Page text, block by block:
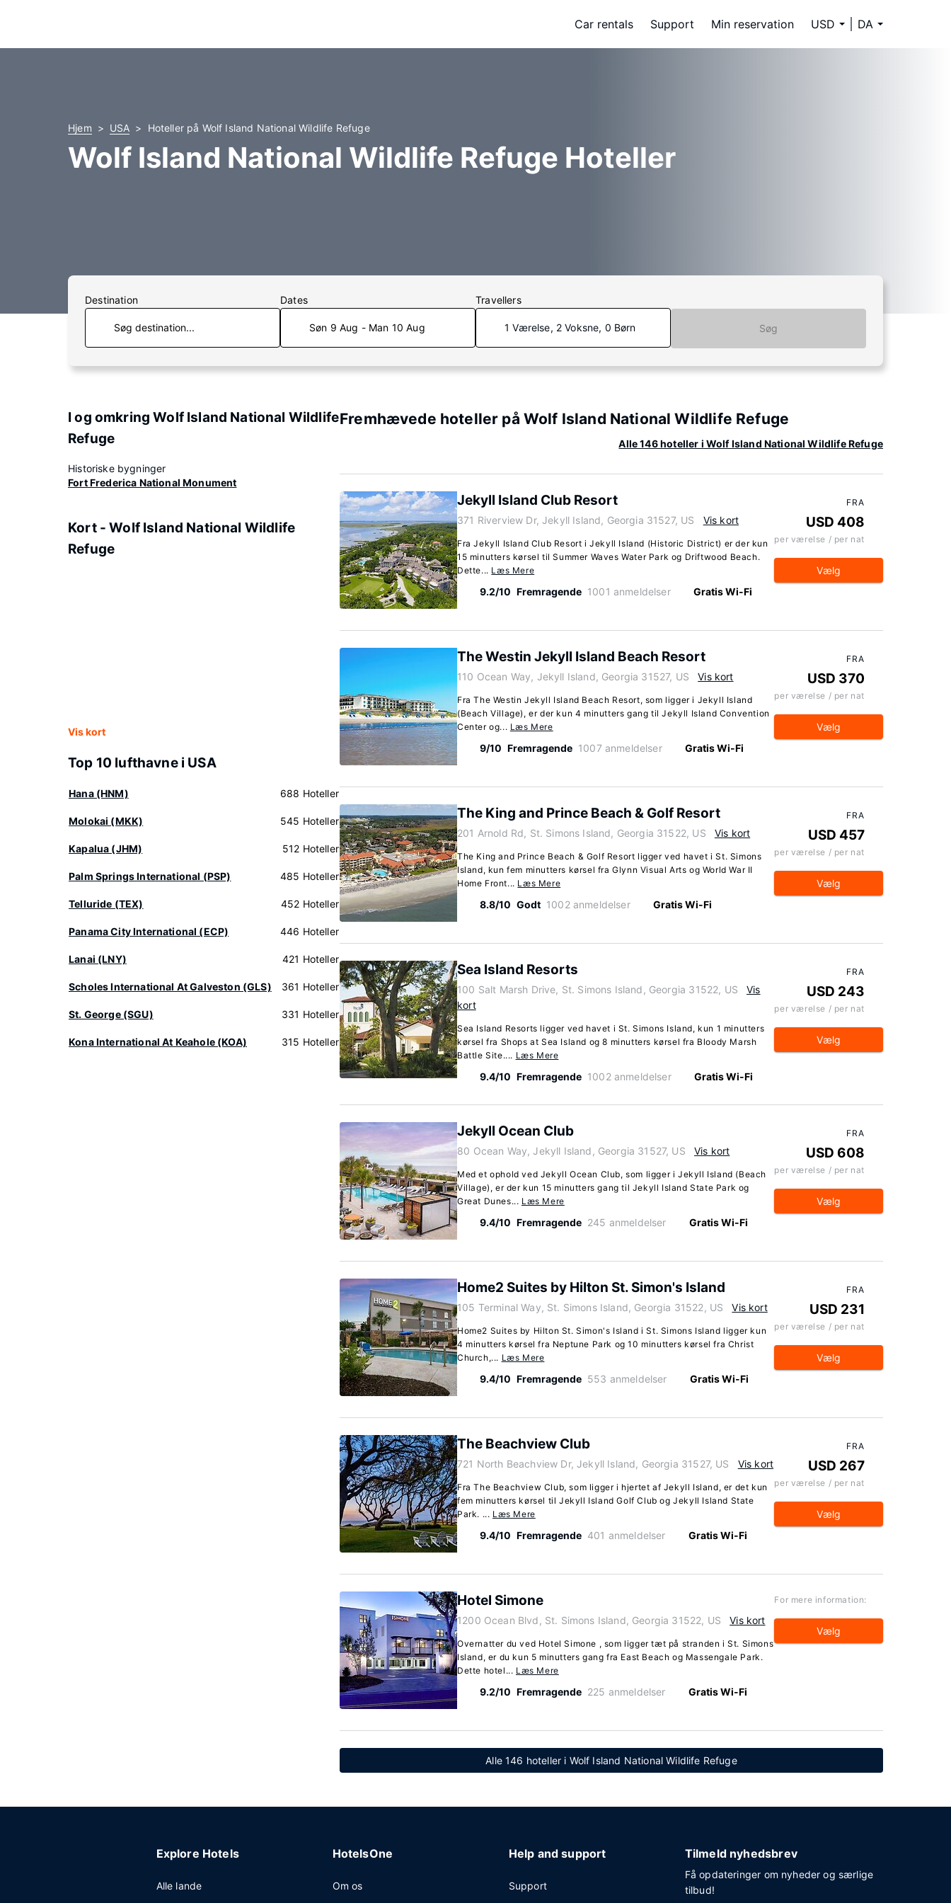
Car rentals Support Min reservation USD DA
Hjem USA Hoteller på Wolf Island National Wildlife Refuge
Wolf Island National Wildlife Refuge Hoteller
Destination Dates
Søn 9 Aug - Man 10 Aug
Travellers
1 Værelse, 2 Voksne, 0 Børn Søg
I og omkring Wolf Island National Wildlife
Refuge
Historiske bygninger
Fort Frederica National Monument
Kort - Wolf Island National Wildlife
Refuge
Vis kort
Top 10 lufthavne i USA
Hana (HNM) 688 Hoteller
Molokai (MKK) 545 Hoteller
Kapalua (JHM) 512 Hoteller
Palm Springs International (PSP) 485 Hoteller
Telluride (TEX) 452 Hoteller
Panama City International (ECP) 446 Hoteller
Lanai (LNY) 421 Hoteller
Scholes International At Galveston (GLS) 361 Hoteller
St. George (SGU) 331 Hoteller
Kona International At Keahole (KOA) 315 Hoteller
Fremhævede hoteller på Wolf Island National Wildlife Refuge
Alle 146 hoteller i Wolf Island National Wildlife Refuge
Jekyll Island Club Resort
371 Riverview Dr, Jekyll Island, Georgia 31527, US Vis kort
Fra Jekyll Island Club Resort i Jekyll Island (Historic District) er der kun
15 minutters kørsel til Summer Waves Water Park og Driftwood Beach.
Dette... Læs Mere
9.2/10 Fremragende 1001 anmeldelser Gratis Wi-Fi
FRA
USD 408
per værelse / per nat
Vælg
The Westin Jekyll Island Beach Resort
110 Ocean Way, Jekyll Island, Georgia 31527, US Vis kort
Fra The Westin Jekyll Island Beach Resort, som ligger i Jekyll Island
(Beach Village), er der kun 4 minutters gang til Jekyll Island Convention
Center og... Læs Mere
9/10 Fremragende 1007 anmeldelser Gratis Wi-Fi
FRA
USD 370
per værelse / per nat
Vælg
The King and Prince Beach & Golf Resort
201 Arnold Rd, St. Simons Island, Georgia 31522, US Vis kort
The King and Prince Beach & Golf Resort ligger ved havet i St. Simons
Island, kun fem minutters kørsel fra Glynn Visual Arts og World War II
Home Front... Læs Mere
8.8/10 Godt 1002 anmeldelser Gratis Wi-Fi
FRA
USD 457
per værelse / per nat
Vælg
Sea Island Resorts
100 Salt Marsh Drive, St. Simons Island, Georgia 31522, US
Vis
kort
Sea Island Resorts ligger ved havet i St. Simons Island, kun 1 minutters
kørsel fra Shops at Sea Island og 8 minutters kørsel fra Bloody Marsh
Battle Site.... Læs Mere
9.4/10 Fremragende 1002 anmeldelser Gratis Wi-Fi
FRA
USD 243
per værelse / per nat
Vælg
Jekyll Ocean Club
80 Ocean Way, Jekyll Island, Georgia 31527, US Vis kort
Med et ophold ved Jekyll Ocean Club, som ligger i Jekyll Island (Beach
Village), er der kun 15 minutters gang til Jekyll Island State Park og
Great Dunes... Læs Mere
9.4/10 Fremragende 245 anmeldelser Gratis Wi-Fi
FRA
USD 608
per værelse / per nat
Vælg
Home2 Suites by Hilton St. Simon's Island
105 Terminal Way, St. Simons Island, Georgia 31522, US Vis kort
Home2 Suites by Hilton St. Simon's Island i St. Simons Island ligger kun
4 minutters kørsel fra Neptune Park og 10 minutters kørsel fra Christ
Church,... Læs Mere
9.4/10 Fremragende 553 anmeldelser Gratis Wi-Fi
FRA
USD 231
per værelse / per nat
Vælg
The Beachview Club
721 North Beachview Dr, Jekyll Island, Georgia 31527, US Vis kort
Fra The Beachview Club, som ligger i hjertet af Jekyll Island, er det kun
fem minutters kørsel til Jekyll Island Golf Club og Jekyll Island State
Park. ... Læs Mere
9.4/10 Fremragende 401 anmeldelser Gratis Wi-Fi
FRA
USD 267
per værelse / per nat
Vælg
Hotel Simone
1200 Ocean Blvd, St. Simons Island, Georgia 31522, US Vis kort
Overnatter du ved Hotel Simone , som ligger tæt på stranden i St. Simons
Island, er du kun 5 minutters gang fra East Beach og Massengale Park.
Dette hotel... Læs Mere
9.2/10 Fremragende 225 anmeldelser Gratis Wi-Fi
For mere information:
Vælg
Alle 146 hoteller i Wolf Island National Wildlife Refuge
Explore Hotels
Alle lande
HotelsOne
Om os
Help and support
Support
Tilmeld nyhedsbrev
Få opdateringer om nyheder og særlige
tilbud!